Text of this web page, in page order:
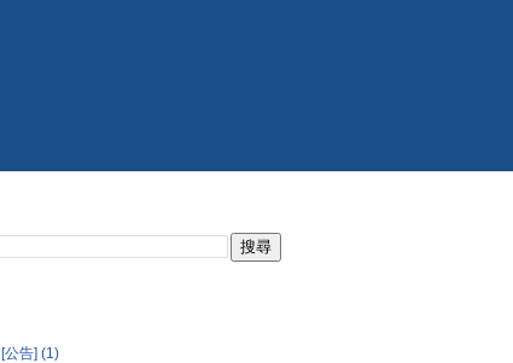
[公告] (1)